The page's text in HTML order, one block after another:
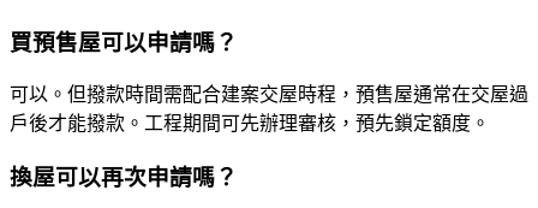
買預售屋可以申請嗎？
可以。但撥款時間需配合建案交屋時程，預售屋通常在交屋過
戶後才能撥款。工程期間可先辦理審核，預先鎖定額度。
換屋可以再次申請嗎？